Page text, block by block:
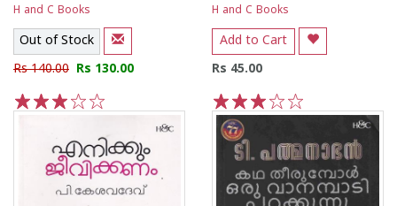
H and C Books
Out of Stock
Rs 140.00 Rs 130.00
H and C Books
Add to Cart
Rs 45.00
5
4
3
2
1